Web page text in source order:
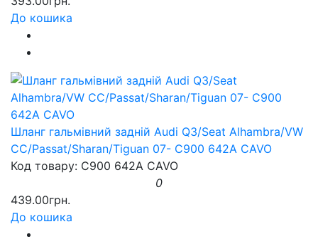
До кошика
Шланг гальмівний задній Audi Q3/Seat Alhambra/VW
CC/Passat/Sharan/Tiguan 07- C900 642A CAVO
Код товару: C900 642A CAVO
0
439.00грн.
До кошика